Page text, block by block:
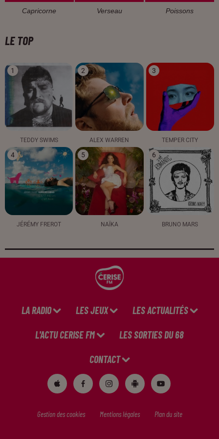
Capricorne Verseau Poissons
LE TOP
1
TEDDY SWIMS
2
ALEX WARREN
3
TEMPER CITY
4
JÉRÉMY FREROT
5
NAÏKA
6
BRUNO MARS
LA RADIO LES JEUX LES ACTUALITÉS
L'ACTU CERISE FM LES SORTIES DU 68
CONTACT
Gestion des cookies Mentions légales Plan du site